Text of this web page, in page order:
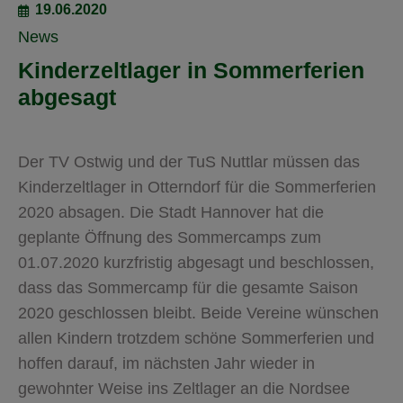
19.06.2020
News
Kinderzeltlager in Sommerferien
abgesagt
Der TV Ostwig und der TuS Nuttlar müssen das
Kinderzeltlager in Otterndorf für die Sommerferien
2020 absagen. Die Stadt Hannover hat die
geplante Öffnung des Sommercamps zum
01.07.2020 kurzfristig abgesagt und beschlossen,
dass das Sommercamp für die gesamte Saison
2020 geschlossen bleibt. Beide Vereine wünschen
allen Kindern trotzdem schöne Sommerferien und
hoffen darauf, im nächsten Jahr wieder in
gewohnter Weise ins Zeltlager an die Nordsee